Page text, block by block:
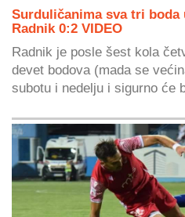
Surduličanima sva tri boda
Radnik 0:2 VIDEO
Radnik je posle šest kola
devet bodova (mada se
subotu i nedelju i sigurno će